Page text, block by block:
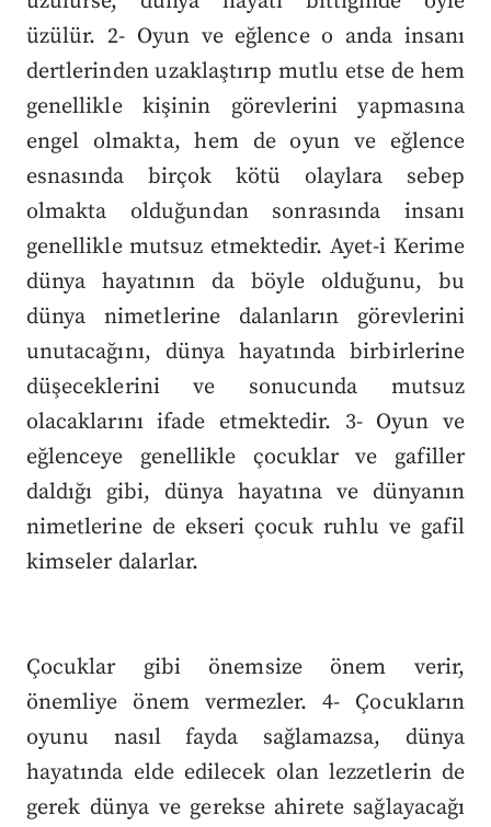
üzülür. 2- Oyun ve eğlence o anda insanı
dertlerinden uzaklaştırıp mutlu etse de hem
genellikle kişinin görevlerini yapmasına
engel olmakta, hem de oyun ve eğlence
esnasında birçok kötü olaylara sebep
olmakta olduğundan sonrasında insanı
genellikle mutsuz etmektedir. Ayet-i Kerime
dünya hayatının da böyle olduğunu, bu
dünya nimetlerine dalanların görevlerini
unutacağını, dünya hayatında birbirlerine
düşeceklerini ve sonucunda mutsuz
olacaklarını ifade etmektedir. 3- Oyun ve
eğlenceye genellikle çocuklar ve gafiller
daldığı gibi, dünya hayatına ve dünyanın
nimetlerine de ekseri çocuk ruhlu ve gafil
kimseler dalarlar.
Çocuklar gibi önemsize önem verir,
önemliye önem vermezler. 4- Çocukların
oyunu nasıl fayda sağlamazsa, dünya
hayatında elde edilecek olan lezzetlerin de
gerek dünya ve gerekse ahirete sağlayacağı